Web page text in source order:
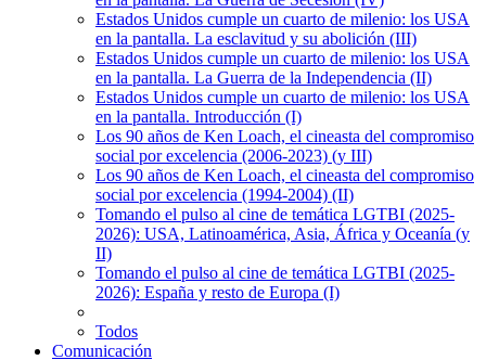
Estados Unidos cumple un cuarto de milenio: los USA
en la pantalla. La esclavitud y su abolición (III)
Estados Unidos cumple un cuarto de milenio: los USA
en la pantalla. La Guerra de la Independencia (II)
Estados Unidos cumple un cuarto de milenio: los USA
en la pantalla. Introducción (I)
Los 90 años de Ken Loach, el cineasta del compromiso
social por excelencia (2006-2023) (y III)
Los 90 años de Ken Loach, el cineasta del compromiso
social por excelencia (1994-2004) (II)
Tomando el pulso al cine de temática LGTBI (2025-
2026): USA, Latinoamérica, Asia, África y Oceanía (y
II)
Tomando el pulso al cine de temática LGTBI (2025-
2026): España y resto de Europa (I)
Todos
Comunicación